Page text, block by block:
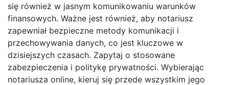
się również w jasnym komunikowaniu warunków
finansowych. Ważne jest również, aby notariusz
zapewniał bezpieczne metody komunikacji i
przechowywania danych, co jest kluczowe w
dzisiejszych czasach. Zapytaj o stosowane
zabezpieczenia i politykę prywatności. Wybierając
notariusza online, kieruj się przede wszystkim jego